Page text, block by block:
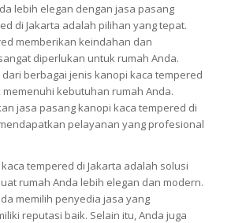
lebih elegan dengan jasa pasang
di Jakarta adalah pilihan yang tepat.
memberikan keindahan dan
diperlukan untuk rumah Anda.
berbagai jenis kanopi kaca tempered
kebutuhan rumah Anda.
jasa pasang kanopi kaca tempered di
pelayanan yang profesional
tempered di Jakarta adalah solusi
rumah Anda lebih elegan dan modern.
memilih penyedia jasa yang
reputasi baik. Selain itu, Anda juga